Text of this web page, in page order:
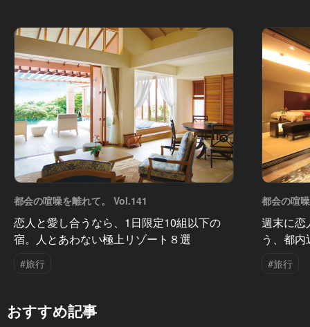
都会の喧噪を離れて。 Vol.141
恋人と愛し合うなら、1日限定10組以下の
宿。人とあわない極上リゾート８選
#旅行
都会の喧
週末に恋
う、都
#旅行
おすすめ記事